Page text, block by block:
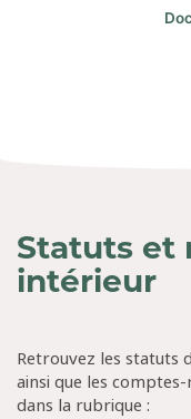
Statuts et
intérieur
Retrouvez les statuts
ainsi que les
dans la rubrique :